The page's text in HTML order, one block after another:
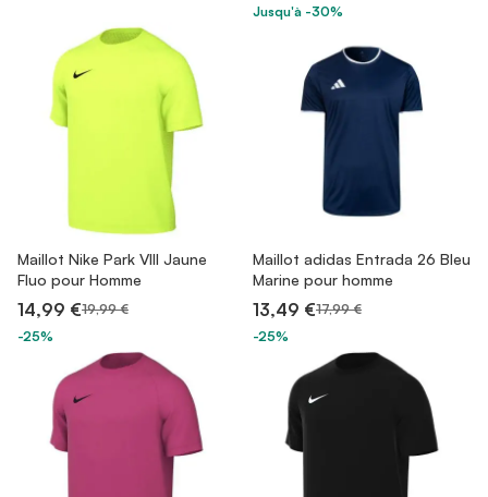
Jusqu'à -30%
Maillot Nike Park VIII Jaune
Fluo pour Homme
14,99 €19,99 €
-25%
Maillot adidas Entrada 26 Bleu
Marine pour homme
13,49 €17,99 €
-25%